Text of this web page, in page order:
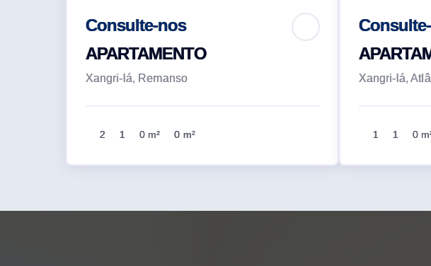
Consulte-nos
APARTAMENTO
Xangri-lá, Remanso
2 1 0 m² 0 m²
Xangri-lá,
1 1 0